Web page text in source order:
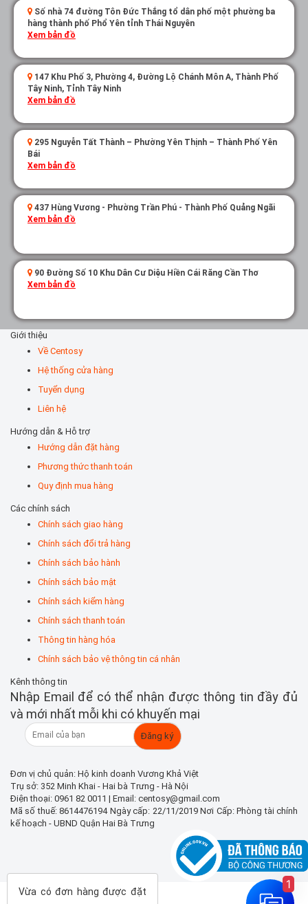
Vừa có đơn hàng được đặt
Số nhà 74 đường Tôn Đức Thắng tổ dân phố một phường ba
hàng thành phố Phổ Yên tỉnh Thái Nguyên
Xem bản đồ
147 Khu Phố 3, Phường 4, Đường Lộ Chánh Môn A, Thành Phố
Tây Ninh, Tỉnh Tây Ninh
Xem bản đồ
295 Nguyễn Tất Thành – Phường Yên Thịnh – Thành Phố Yên
Bái
Xem bản đồ
437 Hùng Vương - Phường Trần Phú - Thành Phố Quảng Ngãi
Xem bản đồ
90 Đường Số 10 Khu Dân Cư Diệu Hiền Cái Răng Cần Thơ
Xem bản đồ
Giới thiệu
Về Centosy
Hệ thống cửa hàng
Tuyển dụng
Liên hệ
Hướng dẫn & Hỗ trợ
Hướng dẫn đặt hàng
Phương thức thanh toán
Quy định mua hàng
Các chính sách
Chính sách giao hàng
Chính sách đổi trả hàng
Chính sách bảo hành
Chính sách bảo mật
Chính sách kiểm hàng
Chính sách thanh toán
Thông tin hàng hóa
Chính sách bảo vệ thông tin cá nhân
Kênh thông tin
Nhập Email để có thể nhận được thông tin đầy đủ
và mới nhất mỗi khi có khuyến mại
Đơn vị chủ quản: Hộ kinh doanh Vương Khả Việt
Trụ sở: 352 Minh Khai - Hai bà Trưng - Hà Nội
Điện thoại: 0961 82 0011 | Email: centosy@gmail.com
Mã số thuế: 8614476194 Ngày cấp: 22/11/2019 Nơi Cấp: Phòng tài chính
kế hoạch - UBND Quận Hai Bà Trưng
1